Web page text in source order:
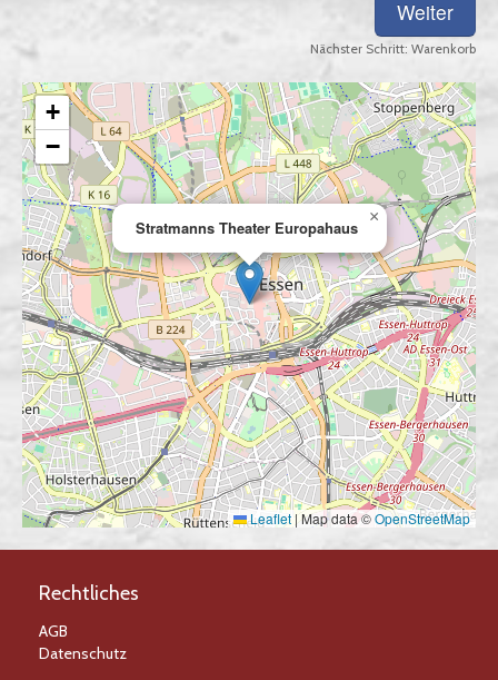
Nächster Schritt: Warenkorb
Stratmanns Theater Europahaus
×
+
−
Leaflet |Map data ©OpenStreetMap
Rechtliches
AGB
Datenschutz